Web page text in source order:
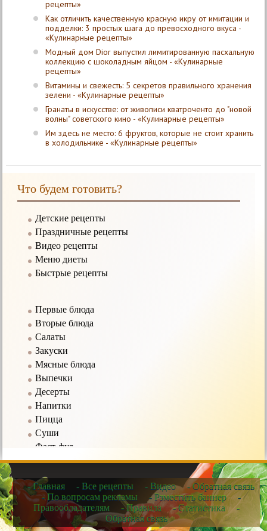
рецепты»
Как отличить качественную красную икру от имитации и
подделки: 3 простых шага до превосходного вкуса -
«Кулинарные рецепты»
Модный дом Dior выпустил лимитированную пасхальную
коллекцию с шоколадным яйцом - «Кулинарные
рецепты»
Витамины и свежесть: 5 секретов правильного хранения
зелени - «Кулинарные рецепты»
Гранаты в искусстве: от живописи кватроченто до "новой
волны" советского кино - «Кулинарные рецепты»
Им здесь не место: 6 фруктов, которые не стоит хранить
в холодильнике - «Кулинарные рецепты»
Что будем готовить?
Детские рецепты
Праздничные рецепты
Видео рецепты
Меню диеты
Быстрые рецепты
Первые блюда
Вторые блюда
Салаты
Закуски
Мясные блюда
Выпечки
Десерты
Напитки
Пицца
Суши
Фаст-фуд
Соусы
Рецепты в мультиварке
Рецепты для микроволновых печей
Рецепты для чайников
- Главная - Все рецепты - Видео
- Обратная связь
- По вопросам рекламы
- Рзместить баннер
-
Правообладателям
- Правила - Статистика
-
Обратная связь